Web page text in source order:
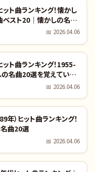
ト曲ランキング！懐かし
スト20｜懐かしの名曲
📅 2026.04.06
ト曲ランキング！1955-
名曲20選を覚えていま
📅 2026.04.06
）ヒット曲ランキング！
曲20選
📅 2026.04.06